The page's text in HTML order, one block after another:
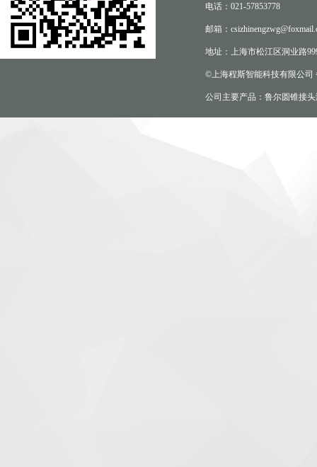
电话：021-57853778
邮箱：
地址：上海市松江区洞业路
©上海程斯智能科技有限公司
公司主要产品：鲁尔圆锥接